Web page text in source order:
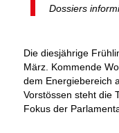
Dossiers
Die diesjährige
März. Kommende
dem Energiebereich
Vorstössen steht die
Fokus der